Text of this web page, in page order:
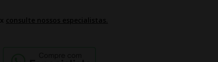
consulte nossos especialistas.